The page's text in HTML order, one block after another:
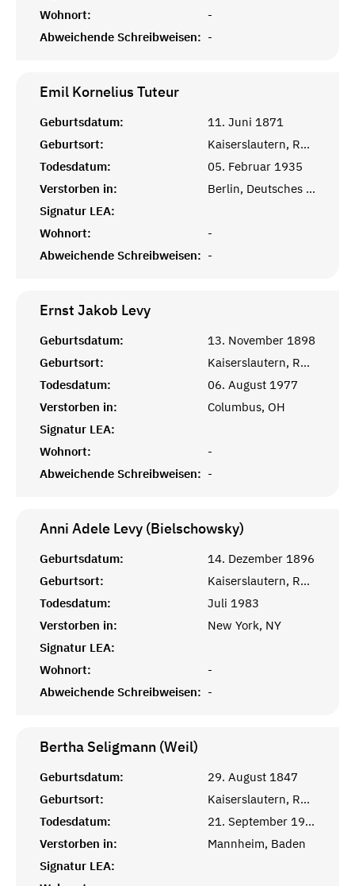
Wohnort:
-
Abweichende Schreibweisen: -
Emil Kornelius Tuteur
Geburtsdatum:
11. Juni 1871
Geburtsort:
Kaiserslautern, Rheinprovinz
Todesdatum:
05. Februar 1935
Verstorben in:
Berlin, Deutsches Reich
Signatur LEA:
Wohnort:
-
Abweichende Schreibweisen: -
Ernst Jakob Levy
Geburtsdatum:
13. November 1898
Geburtsort:
Kaiserslautern, Rheinprovinz
Todesdatum:
06. August 1977
Verstorben in:
Columbus, OH
Signatur LEA:
Wohnort:
-
Abweichende Schreibweisen: -
Anni Adele Levy (Bielschowsky)
Geburtsdatum:
14. Dezember 1896
Geburtsort:
Kaiserslautern, Rheinprovinz
Todesdatum:
Juli 1983
Verstorben in:
New York, NY
Signatur LEA:
Wohnort:
-
Abweichende Schreibweisen: -
Bertha Seligmann (Weil)
Geburtsdatum:
29. August 1847
Geburtsort:
Kaiserslautern, Rheinprovinz
Todesdatum:
21. September 1905
Verstorben in:
Mannheim, Baden
Signatur LEA: